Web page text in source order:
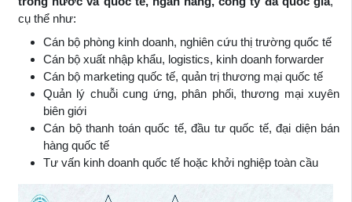
cụ thể như:
Cán bộ phòng kinh doanh, nghiên cứu thị trường quốc tế
Cán bộ xuất nhập khẩu, logistics, kinh doanh forwarder
Cán bộ marketing quốc tế, quản trị thương mại quốc tế
Quản lý chuỗi cung ứng, phân phối, thương mại xuyên
biên giới
Cán bộ thanh toán quốc tế, đầu tư quốc tế, đại diện bán
hàng quốc tế
Tư vấn kinh doanh quốc tế hoặc khởi nghiệp toàn cầu